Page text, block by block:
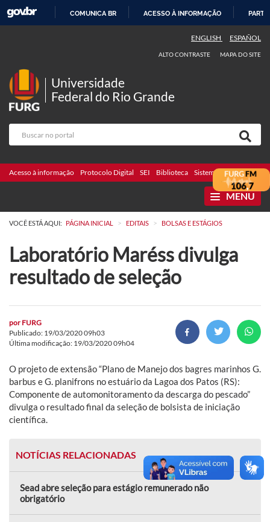
COMUNICA BR ACESSO À INFORMAÇÃO
ENGLISH ESPAÑOL
ALTO CONTRASTE MAPA DO SITE
Universidade
Federal do Rio Grande
Acesso à informação Protocolo Digital SEI Biblioteca Sistemas Webmail
MENU
VOCÊ ESTÁ AQUI: PÁGINA INICIAL > EDITAIS > BOLSAS E ESTÁGIOS
Laboratório Maréss divulga
resultado de seleção
por FURG
Publicado: 19/03/2020 09h03
Última modificação: 19/03/2020 09h04
O projeto de extensão “Plano de Manejo dos bagres marinhos G.
barbus e G. planifrons no estuário da Lagoa dos Patos (RS):
Componente de automonitoramento da descarga do pescado”
divulga o resultado final da seleção de bolsista de iniciação
científica.
NOTÍCIAS RELACIONADAS
Sead abre seleção para estágio remunerado não
obrigatório